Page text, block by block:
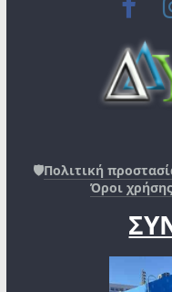
🛡️Πολιτική
Όροι